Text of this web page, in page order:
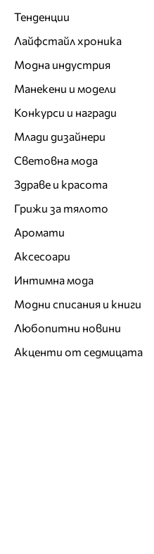
Тенденции
Лайфстайл хроника
Модна индустрия
Манекени и модели
Конкурси и награди
Млади дизайнери
Световна мода
Здраве и красота
Грижи за тялото
Аромати
Аксесоари
Интимна мода
Модни списания и книги
Любопитни новини
Акценти от седмицата